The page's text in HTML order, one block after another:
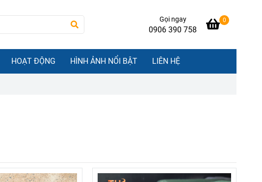
Gọi ngay
0906 390 758
0
HOẠT ĐỘNG HÌNH ẢNH NỔI BẬT LIÊN HỆ